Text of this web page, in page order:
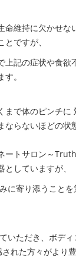
命維持に欠かせな
ですが、
上記の症状や食欲
。
で体のピンチに
ならないほどの状
ートサロン～
していますが、
に寄り添うこと
いただき、ボデ
れた方々がより